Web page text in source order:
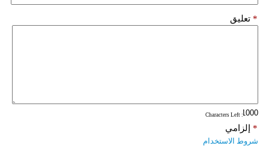
تعليق *
: Characters Left
إلزامي *
شروط الاستخدام